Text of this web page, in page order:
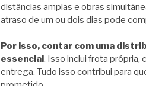
distâncias amplas e obras
atraso de um ou dois dias pode
Por isso, contar com uma
essencial . Isso inclui frota
entrega. Tudo isso contribui para